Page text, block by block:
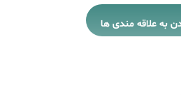
به علاقه مندی ها